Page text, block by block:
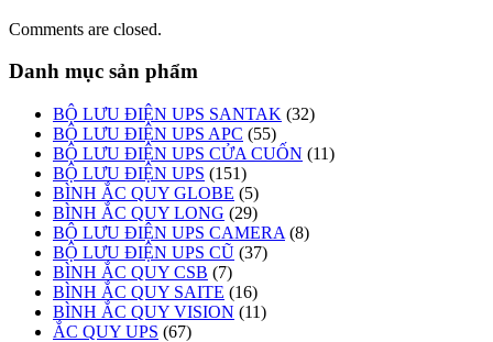
Comments are closed.
Danh mục sản phẩm
BỘ LƯU ĐIỆN UPS SANTAK (32)
BỘ LƯU ĐIỆN UPS APC (55)
BỘ LƯU ĐIỆN UPS CỬA CUỐN (11)
BỘ LƯU ĐIỆN UPS (151)
BÌNH ẮC QUY GLOBE (5)
BÌNH ẮC QUY LONG (29)
BỘ LƯU ĐIỆN UPS CAMERA (8)
BỘ LƯU ĐIỆN UPS CŨ (37)
BÌNH ẮC QUY CSB (7)
BÌNH ẮC QUY SAITE (16)
BÌNH ẮC QUY VISION (11)
ẮC QUY UPS (67)